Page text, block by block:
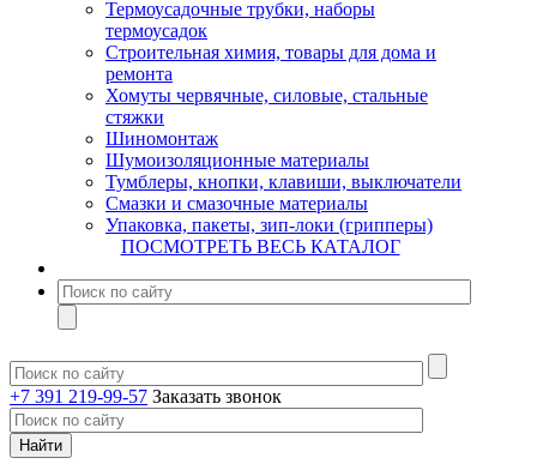
Термоусадочные трубки, наборы
термоусадок
Строительная химия, товары для дома и
ремонта
Хомуты червячные, силовые, стальные
стяжки
Шиномонтаж
Шумоизоляционные материалы
Тумблеры, кнопки, клавиши, выключатели
Смазки и смазочные материалы
Упаковка, пакеты, зип-локи (грипперы)
ПОСМОТРЕТЬ ВЕСЬ КАТАЛОГ
+7 391 219-99-57 Заказать звонок